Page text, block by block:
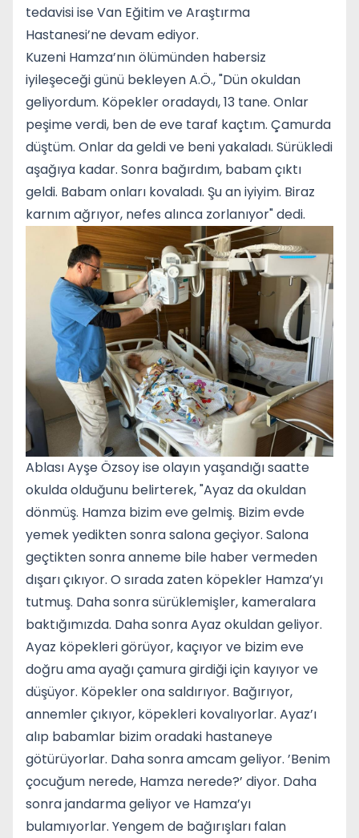
tedavisi ise Van Eğitim ve Araştırma
Hastanesi’ne devam ediyor.
Kuzeni Hamza’nın ölümünden habersiz
iyileşeceği günü bekleyen A.Ö., "Dün okuldan
geliyordum. Köpekler oradaydı, 13 tane. Onlar
peşime verdi, ben de eve taraf kaçtım. Çamurda
düştüm. Onlar da geldi ve beni yakaladı. Sürükledi
aşağıya kadar. Sonra bağırdım, babam çıktı
geldi. Babam onları kovaladı. Şu an iyiyim. Biraz
karnım ağrıyor, nefes alınca zorlanıyor" dedi.
Ablası Ayşe Özsoy ise olayın yaşandığı saatte
okulda olduğunu belirterek, "Ayaz da okuldan
dönmüş. Hamza bizim eve gelmiş. Bizim evde
yemek yedikten sonra salona geçiyor. Salona
geçtikten sonra anneme bile haber vermeden
dışarı çıkıyor. O sırada zaten köpekler Hamza’yı
tutmuş. Daha sonra sürüklemişler, kameralara
baktığımızda. Daha sonra Ayaz okuldan geliyor.
Ayaz köpekleri görüyor, kaçıyor ve bizim eve
doğru ama ayağı çamura girdiği için kayıyor ve
düşüyor. Köpekler ona saldırıyor. Bağırıyor,
annemler çıkıyor, köpekleri kovalıyorlar. Ayaz’ı
alıp babamlar bizim oradaki hastaneye
götürüyorlar. Daha sonra amcam geliyor. ’Benim
çocuğum nerede, Hamza nerede?’ diyor. Daha
sonra jandarma geliyor ve Hamza’yı
bulamıyorlar. Yengem de bağırışları falan